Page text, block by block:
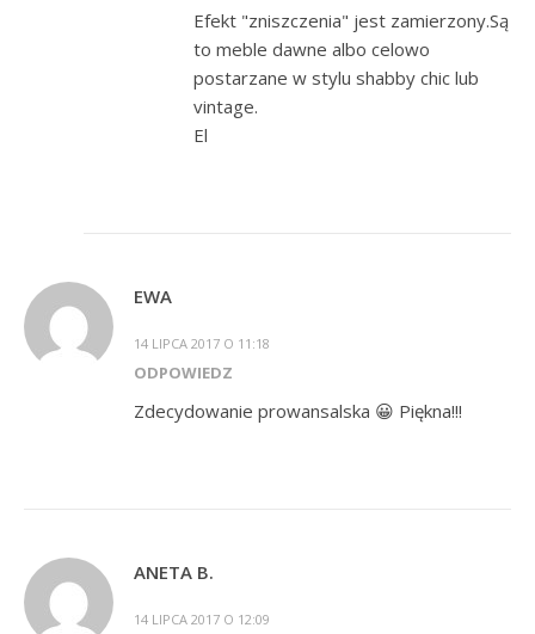
Efekt "zniszczenia" jest zamierzony.Są
to meble dawne albo celowo
postarzane w stylu shabby chic lub
vintage.
El
EWA
14 LIPCA 2017 O 11:18
ODPOWIEDZ
Zdecydowanie prowansalska 😀 Piękna!!!
ANETA B.
14 LIPCA 2017 O 12:09